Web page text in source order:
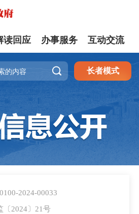
读回应 办事服务 互动交流
 长者模式
2024-00033
〔2024〕21号